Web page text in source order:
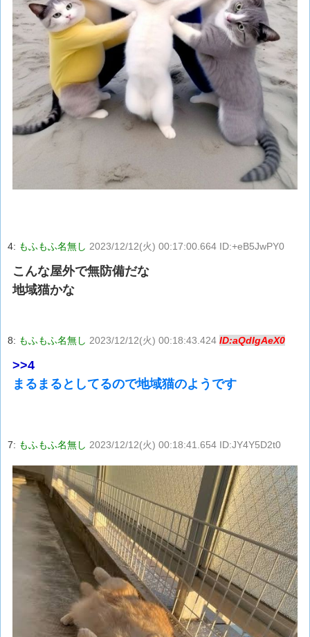
4: もふもふ名無し 2023/12/12(火) 00:17:00.664 ID:+eB5JwPY0
こんな屋外で無防備だな
地域猫かな
8: もふもふ名無し 2023/12/12(火) 00:18:43.424 ID:aQdIgAeX0
>>4
まるまるとしてるので地域猫のようです
7: もふもふ名無し 2023/12/12(火) 00:18:41.654 ID:JY4Y5D2t0